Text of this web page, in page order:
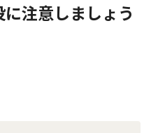
注意しましょう